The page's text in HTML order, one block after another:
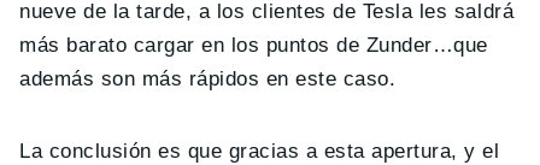
nueve de la tarde, a los clientes de Tesla les saldrá
más barato cargar en los puntos de Zunder…que
además son más rápidos en este caso.
La conclusión es que gracias a esta apertura, y el